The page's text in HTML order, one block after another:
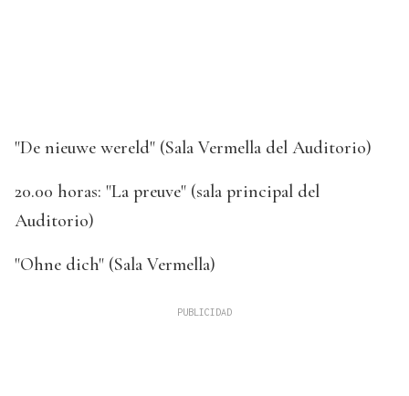
"De nieuwe wereld" (Sala Vermella del Auditorio)
20.00 horas: "La preuve" (sala principal del
Auditorio)
"Ohne dich" (Sala Vermella)